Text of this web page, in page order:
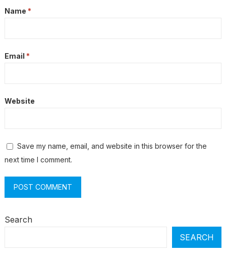
Name *
Email *
Website
Save my name, email, and website in this browser for the
next time I comment.
Search
SEARCH